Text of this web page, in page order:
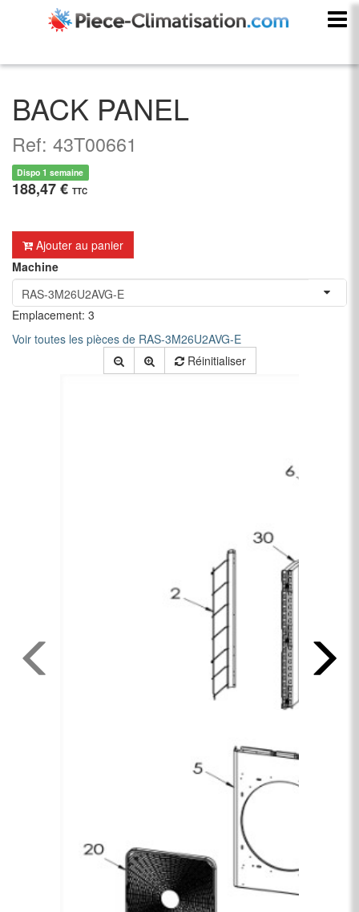
BACK PANEL
Ref: 43T00661
Dispo 1 semaine
188,47 € TTC
Ajouter au panier
Machine
Emplacement: 3
Voir toutes les pièces de RAS-3M26U2AVG-E
Réinitialiser